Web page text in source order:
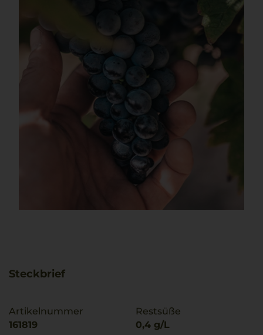
Steckbrief
Artikelnummer
161819
Restsüße
0,4 g/L